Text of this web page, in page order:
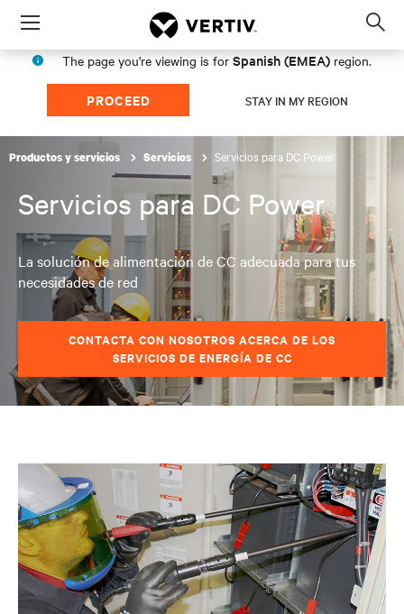
Menu
The page you're viewing is for Spanish (EMEA) region.
PROCEED STAY IN MY REGION
Productos y servicios Servicios Servicios para DC Power
Servicios para DC Power
La solución de alimentación de CC adecuada para tus
necesidades de red
CONTACTA CON NOSOTROS ACERCA DE LOS
SERVICIOS DE ENERGÍA DE CC